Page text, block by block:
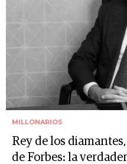
MILLONARIOS
Rey de los
de Forbes: la